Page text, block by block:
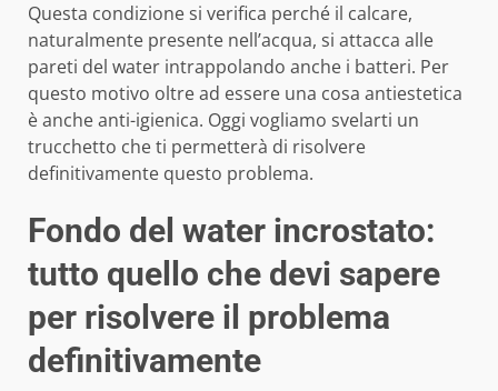
Questa condizione si verifica perché il calcare,
naturalmente presente nell’acqua, si attacca alle
pareti del water intrappolando anche i batteri. Per
questo motivo oltre ad essere una cosa antiestetica
è anche anti-igienica. Oggi vogliamo svelarti un
trucchetto che ti permetterà di risolvere
definitivamente questo problema.
Fondo del water incrostato:
tutto quello che devi sapere
per risolvere il problema
definitivamente